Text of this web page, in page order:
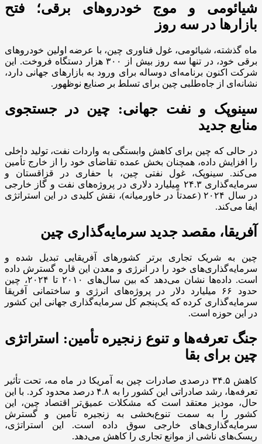
شیائومی و موج خودروهای برقی؛ فتح
بازارها در سه روز
ماه گذشته، شیائومی، غول فناوری چین، با عرضه اولین خودروهای
برقی خود، در تنها سه روز بیش از ۳۰۰ هزار دستگاه فروخت. این
شرکت اکنون برنامه‌ای دوساله برای ورود به بازارهای جهانی دارد،
نشانه‌ای از جاه‌طلبی چین برای تسلط بر صنایع نوظهور.
سینوپک و نفت جهانی: چین در جستجوی
منابع جدید
در حالی که چین برای کاهش وابستگی به واردات نفت، تولید داخلی
را افزایش داده، همچنان بخش عمده تقاضای خود را از خارج تأمین
می‌کند. سینوپک، غول نفتی چین، با حفاری در قزاقستان و
سرمایه‌گذاری ۲۴.۳ میلیارد دلاری در پروژه‌های نفت و گاز خارجی
در سال ۲۰۲۴ (عمدتاً در خاورمیانه)، نقش کلیدی در این استراتژی
ایفا می‌کند.
آفریقا، مقصد جدید سرمایه‌گذاری چین
چین به شریک تجاری برتر کشورهای آفریقایی تبدیل شده و
سرمایه‌گذاری‌های خود را در انرژی و معدن این قاره گسترش داده
است. داده‌ها نشان می‌دهد که بین سال‌های ۲۰۱۰ تا ۲۰۲۴، چین
حدود ۶۶ میلیارد دلار در پروژه‌های انرژی و ساختمانی آفریقا
سرمایه‌گذاری کرده که یک‌پنجم کل سرمایه‌گذاری جهانی این کشور
در این حوزه است.
جنگ تعرفه‌ها و تنوع زنجیره تأمین: استراتژی
چین برای بقا
کاهش ۳۴.۵ درصدی صادرات چین به آمریکا در ماه مه، تحت تأثیر
تعرفه‌ها، رشد صادراتی این کشور را به ۴.۸ درصد محدود کرد. با این
حال، مودیز معتقد است که مشکلات عمیق‌تر اقتصاد چین، این
کشور را به سمت تنوع‌بخشی به زنجیره تأمین و گسترش
سرمایه‌گذاری‌های خارجی سوق داده است. این استراتژی،
ریسک‌های ناشی از موانع تجاری را کاهش می‌دهد.